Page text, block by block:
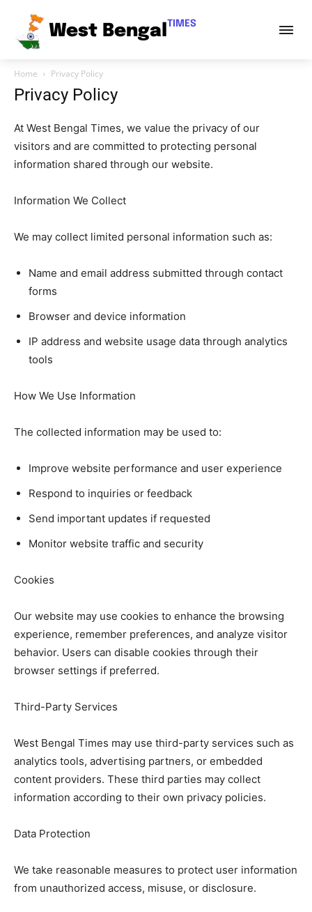
West Bengal TIMES
Home Privacy Policy
Privacy Policy
At West Bengal Times, we value the privacy of our
visitors and are committed to protecting personal
information shared through our website.
Information We Collect
We may collect limited personal information such as:
Name and email address submitted through contact
forms
Browser and device information
IP address and website usage data through analytics
tools
How We Use Information
The collected information may be used to:
Improve website performance and user experience
Respond to inquiries or feedback
Send important updates if requested
Monitor website traffic and security
Cookies
Our website may use cookies to enhance the browsing
experience, remember preferences, and analyze visitor
behavior. Users can disable cookies through their
browser settings if preferred.
Third-Party Services
West Bengal Times may use third-party services such as
analytics tools, advertising partners, or embedded
content providers. These third parties may collect
information according to their own privacy policies.
Data Protection
We take reasonable measures to protect user information
from unauthorized access, misuse, or disclosure.